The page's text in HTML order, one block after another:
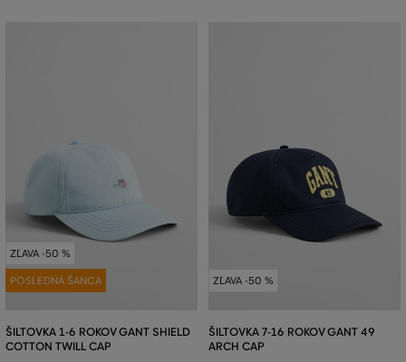
ZĽAVA -50 %
POSLEDNÁ ŠANCA
ŠILTOVKA 1-6 ROKOV GANT SHIELD
COTTON TWILL CAP
ZĽAVA -50 %
ŠILTOVKA 7-16 ROKOV GANT 49
ARCH CAP